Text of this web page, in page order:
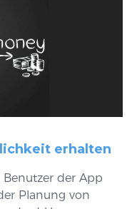
erhalten
der App
Planung von